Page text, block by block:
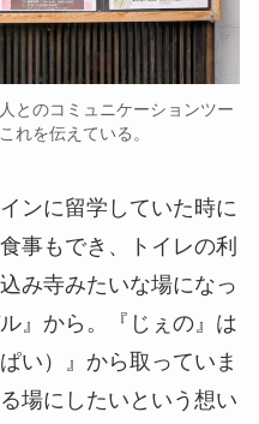
とのコミュニケーションツー
れを伝えている。
ンに留学していた時に
事もでき、トイレの利
み寺みたいな場になっ
』から。『じぇの』は
い）』から取っていま
場にしたいという想い